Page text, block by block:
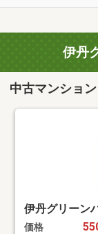
伊丹
中古マンション
伊丹グリーン
価格